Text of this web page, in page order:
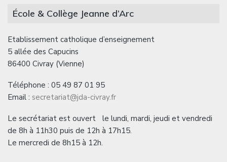
École & Collège Jeanne d’Arc
Etablissement catholique d’enseignement
5 allée des Capucins
86400 Civray (Vienne)
Téléphone : 05 49 87 01 95
Email : secretariat@jda-civray.fr
Le secrétariat est ouvert le lundi, mardi, jeudi et vendredi
de 8h à 11h30 puis de 12h à 17h15.
Le mercredi de 8h15 à 12h.